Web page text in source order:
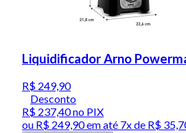
Liquidificador Arno
R$ 249,90
Desconto
R$ 237,40no PIX
ou R$ 249,90em até 7x de R$